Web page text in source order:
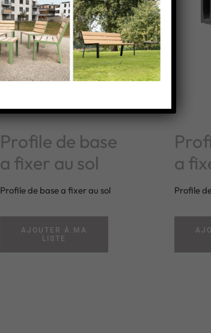
Profile de base
a fixer au sol
Profile de base a fixer au sol
AJOUTER À MA
LISTE
a
Profile